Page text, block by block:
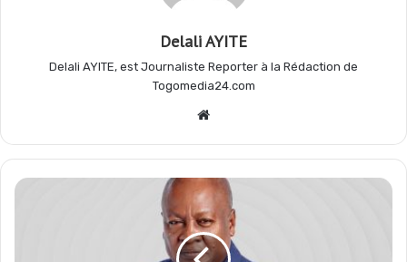
m
Delali AYITE
Delali AYITE, est Journaliste Reporter à la Rédaction de
Togomedia24.com
Website